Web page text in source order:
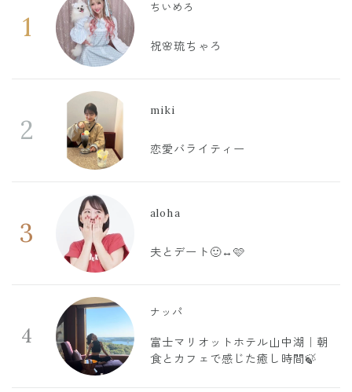
1
ちいめろ
祝🌸琉ちゃろ
2
miki
恋愛バライティー
3
aloha
夫とデート🙂‍↔️🩷
4
ナッパ
富士マリオットホテル山中湖｜朝
食とカフェで感じた癒し時間🍃